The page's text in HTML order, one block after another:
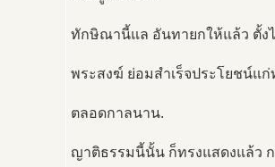
ทักษิณานี้แล อันทายกให้แล้ว ตั้ง
พระสงฆ์ ย่อมสำเร็จประโยชน์แ
ตลอดกาลนาน.
ญาติธรรมนี้นั้น ก็ทรงแสดงแล้ว